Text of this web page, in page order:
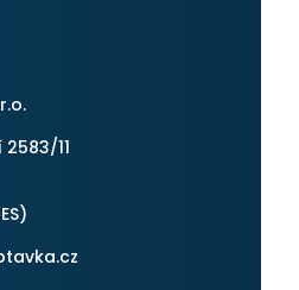
11
)